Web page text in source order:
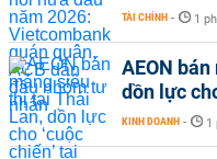
TÀI CHÍNH - 1
AEON
dồn lực
KINH DOANH - 1